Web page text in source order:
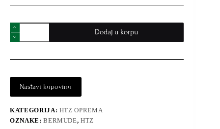
Dodaj u korpu
Nastavi kupovinu
KATEGORIJA: HTZ OPREMA
OZNAKE:BERMUDE,HTZ